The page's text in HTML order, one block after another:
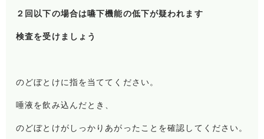
２回以下の場合は嚥下機能の低下が疑われます
検査を受けましょう
のどぼとけに指を当ててください。
唾液を飲み込んだとき、
のどぼとけがしっかりあがったことを確認してください。